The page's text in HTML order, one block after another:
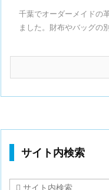
千葉でオーダーメイドの
ました。財布やバッグの
サイト内検索